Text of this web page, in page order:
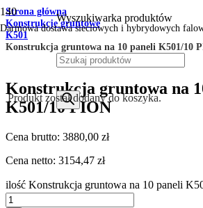
Darmowa dostawa sieciowych i hybrydowych
Wyszukiwarka produktów
Produktzostał dodany do koszyka.
Strona główna
Konstrukcje gruntowe
K501
Konstrukcja gruntowa na 10 paneli K501/10
Konstrukcja gruntowa na
K501/10 PION
Cena brutto: 3880,00 zł
Cena netto: 3154,47 zł
ilość Konstrukcja gruntowa na 10 paneli